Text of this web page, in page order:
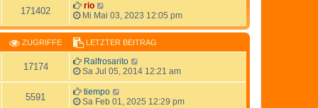
171402
rio
Mi Mai 03, 2023 12:05 pm
ZUGRIFFE LETZTER BEITRAG
17174
Ralfrosarito
Sa Jul 05, 2014 12:21 am
5591
tiempo
Sa Feb 01, 2025 12:29 pm